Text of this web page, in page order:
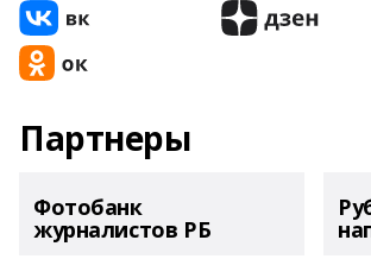
Партнеры
Фотобанк
журналистов РБ